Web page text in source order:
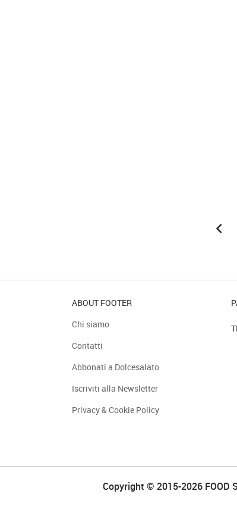
chevron_left
ABOUT FOOTER
Chi siamo
Contatti
Abbonati a Dolcesalato
Iscriviti alla Newsletter
Privacy & Cookie Policy
Copyright © 2015-2026 FOOD